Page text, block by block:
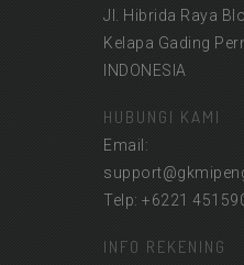
Jl. Hibrida Raya
Kelapa Gading
INDONESIA
HUBUNGI KAMI
Email:
Telp: +6221
INFO REKENING